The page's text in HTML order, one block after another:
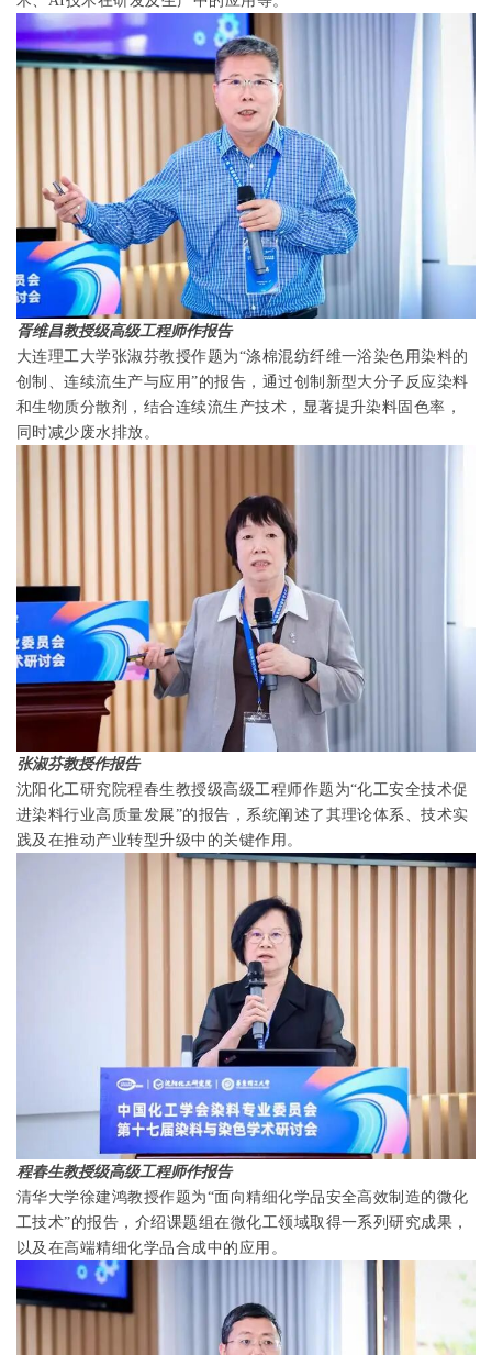
胥维昌教授级高级工程师作报告
大连理工大学张淑芬教授作题为“涤棉混纺纤维一浴染色用染料的
创制、连续流生产与应用”的报告，通过创制新型大分子反应染料
和生物质分散剂，结合连续流生产技术，显著提升染料固色率，
同时减少废水排放。
张淑芬教授作报告
沈阳化工研究院程春生教授级高级工程师作题为“化工安全技术促
进染料行业高质量发展”的报告，系统阐述了其理论体系、技术实
践及在推动产业转型升级中的关键作用。
程春生教授级高级工程师作报告
清华大学徐建鸿教授作题为“面向精细化学品安全高效制造的微化
工技术”的报告，介绍课题组在‌微化工领域取得一系列研究成果，
以及在高端精细化学品合成中的应用。